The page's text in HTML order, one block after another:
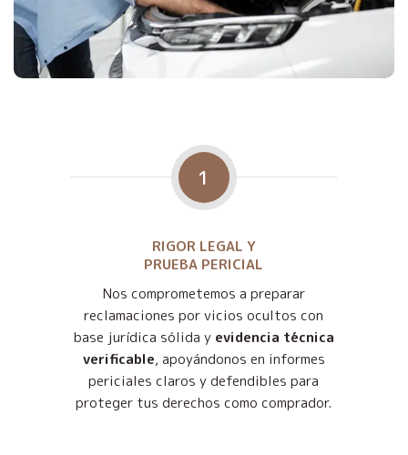
1
RIGOR LEGAL Y
PRUEBA PERICIAL
Nos comprometemos a preparar
reclamaciones por vicios ocultos con
base jurídica sólida y evidencia técnica
verificable, apoyándonos en informes
periciales claros y defendibles para
proteger tus derechos como comprador.